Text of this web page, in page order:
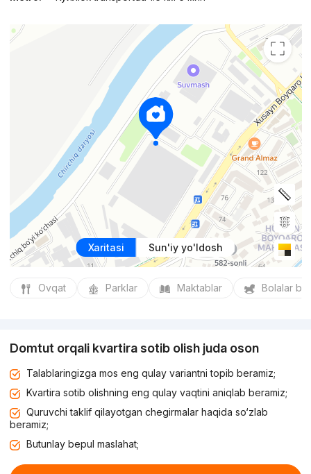
Xaritasi Sun'iy yo'ldosh
Ovqat Parklar Maktablar Bolalar
Domtut orqali kvartira sotib olish juda oson
Talablaringizga mos eng qulay variantni topib beramiz;
Kvartira sotib olishning eng qulay vaqtini aniqlab beramiz;
Quruvchi taklif qilayotgan chegirmalar haqida so‘zlab
beramiz;
Butunlay bepul maslahat;